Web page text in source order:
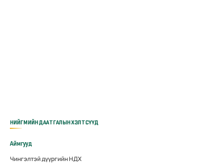
НИЙГМИЙН ДААТГАЛЫН ХЭЛТСҮҮД
Аймгууд
Чингэлтэй дүүргийн НДХ